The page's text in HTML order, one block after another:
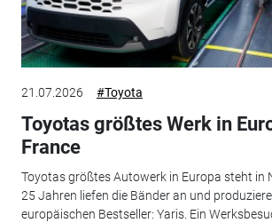
21.07.2026 #Toyota
Toyotas größtes Werk in
France
Toyotas größtes Autowerk in Europa steht in
25 Jahren liefen die Bänder an und
europäischen Bestseller: Yaris. Ein